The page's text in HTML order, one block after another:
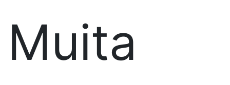
Muita